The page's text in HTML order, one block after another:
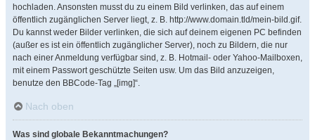
hochladen. Ansonsten musst du zu einem Bild verlinken, das auf einem
öffentlich zugänglichen Server liegt, z. B. http://www.domain.tld/mein-bild.gif.
Du kannst weder Bilder verlinken, die sich auf deinem eigenen PC befinden
(außer es ist ein öffentlich zugänglicher Server), noch zu Bildern, die nur
nach einer Anmeldung verfügbar sind, z. B. Hotmail- oder Yahoo-Mailboxen,
mit einem Passwort geschützte Seiten usw. Um das Bild anzuzeigen,
benutze den BBCode-Tag „[img]“.
Nach oben
Was sind globale Bekanntmachungen?